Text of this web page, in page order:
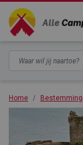
Home